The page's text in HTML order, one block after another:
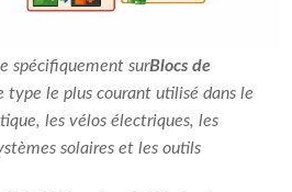
spécifiquement surBlocs de
type le plus courant utilisé dans le
les vélos électriques, les
solaires et les outils